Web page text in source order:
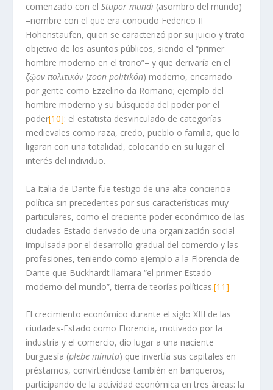
comenzado con elStupor mundi (asombro del mundo)
–nombre con el que era conocido Federico II
Hohenstaufen, quien se caracterizó por su juicio y trato
objetivo de los asuntos públicos, siendo el “primer
hombre moderno en el trono”– y que derivaría en el
ζῷον πολιτικόν (zoon politikón) moderno, encarnado
por gente como Ezzelino da Romano; ejemplo del
hombre moderno y su búsqueda del poder por el
poder[10]: el estatista desvinculado de categorías
medievales como raza, credo, pueblo o familia, que lo
ligaran con una totalidad, colocando en su lugar el
interés del individuo.
La Italia de Dante fue testigo de una alta conciencia
política sin precedentes por sus características muy
particulares, como el creciente poder económico de las
ciudades-Estado derivado de una organización social
impulsada por el desarrollo gradual del comercio y las
profesiones, teniendo como ejemplo a la Florencia de
Dante que Buckhardt llamara “el primer Estado
moderno del mundo”, tierra de teorías políticas.[11]
El crecimiento económico durante el siglo XIII de las
ciudades-Estado como Florencia, motivado por la
industria y el comercio, dio lugar a una naciente
burguesía (plebe minuta) que invertía sus capitales en
préstamos, convirtiéndose también en banqueros,
participando de la actividad económica en tres áreas: la